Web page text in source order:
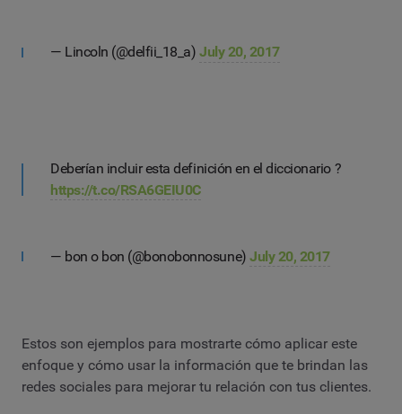
— Lincoln (@delfii_18_a) July 20, 2017
Deberían incluir esta definición en el diccionario ?
https://t.co/RSA6GEIU0C
— bon o bon (@bonobonnosune)July 20, 2017
Estos son ejemplos para mostrarte cómo aplicar este
enfoque y cómo usar la información que te brindan las
redes sociales para mejorar tu relación con tus clientes.